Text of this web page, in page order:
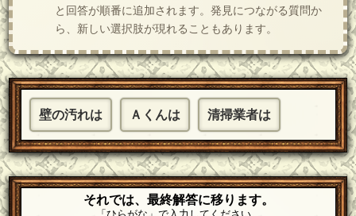
と回答が順番に追加されます。発見につながる質問か
ら、新しい選択肢が現れることもあります。
壁の汚れは Ａくんは 清掃業者は
それでは、最終解答に移ります。